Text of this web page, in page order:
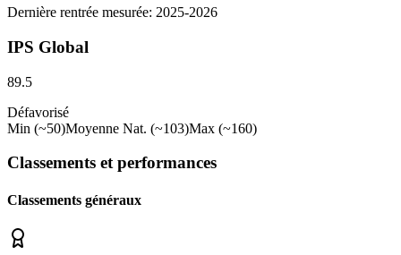
Dernière rentrée mesurée: 2025-2026
IPS Global
89.5
Défavorisé
Min (~50)Moyenne Nat. (~103)Max (~160)
Classements et performances
Classements généraux